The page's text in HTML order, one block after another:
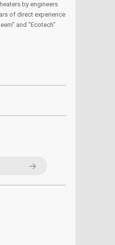
by engineers
of direct experience
and "Ecotech"